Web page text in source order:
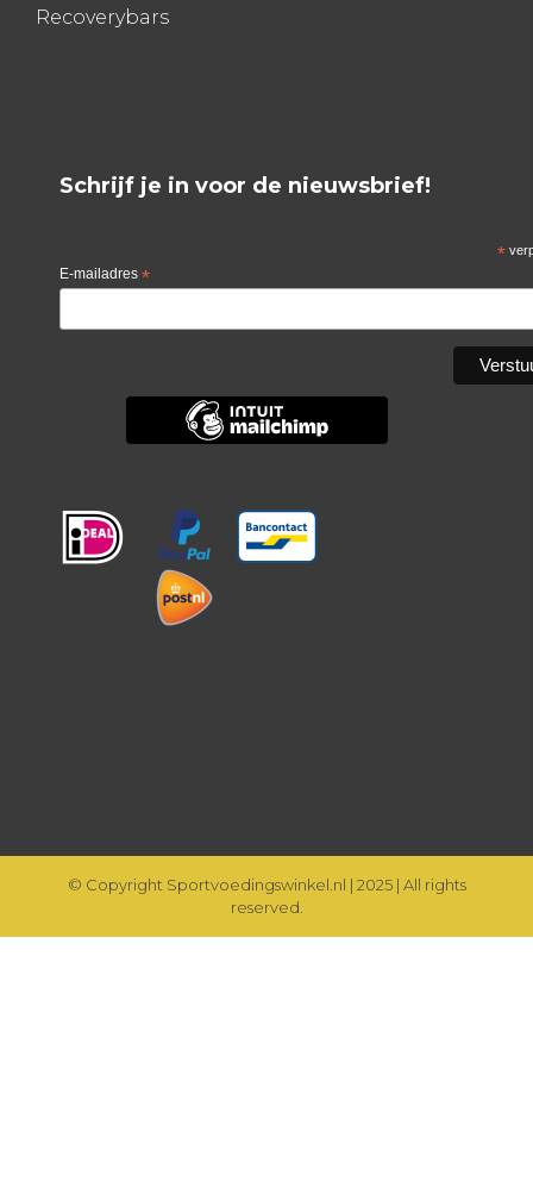
Recoverybars
Schrijf je in voor de nieuwsbrief!
*
E-mailadres *
© Copyright Sportvoedingswinkel.nl | 2025 | All rights
reserved.